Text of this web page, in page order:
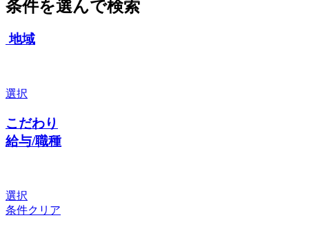
条件を選んで検索
地域
選択
こだわり
給与/職種
選択
条件クリア